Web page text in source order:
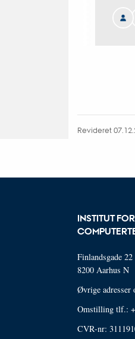
Revideret
INSTITUT
Finlandsgade 22
8200 Aarhus N
Øvrige adresser
Omstilling tlf.:
CVR-nr: